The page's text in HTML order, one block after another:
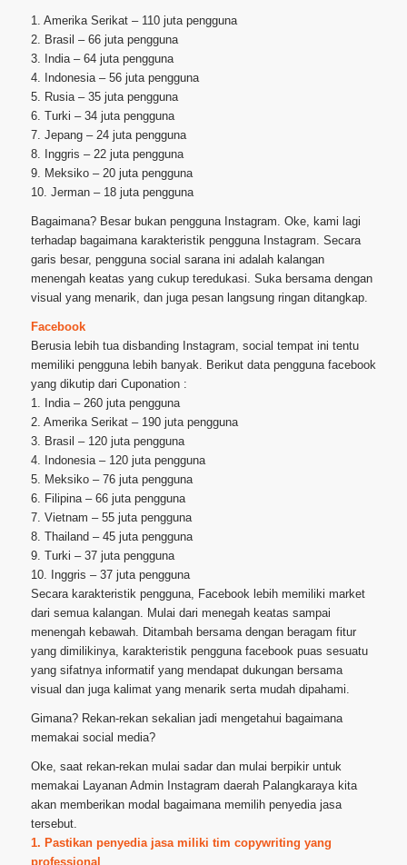
1. Amerika Serikat – 110 juta pengguna
2. Brasil – 66 juta pengguna
3. India – 64 juta pengguna
4. Indonesia – 56 juta pengguna
5. Rusia – 35 juta pengguna
6. Turki – 34 juta pengguna
7. Jepang – 24 juta pengguna
8. Inggris – 22 juta pengguna
9. Meksiko – 20 juta pengguna
10. Jerman – 18 juta pengguna
Bagaimana? Besar bukan pengguna Instagram. Oke, kami lagi
terhadap bagaimana karakteristik pengguna Instagram. Secara
garis besar, pengguna social sarana ini adalah kalangan
menengah keatas yang cukup teredukasi. Suka bersama dengan
visual yang menarik, dan juga pesan langsung ringan ditangkap.
Facebook
Berusia lebih tua disbanding Instagram, social tempat ini tentu
memiliki pengguna lebih banyak. Berikut data pengguna facebook
yang dikutip dari Cuponation :
1. India – 260 juta pengguna
2. Amerika Serikat – 190 juta pengguna
3. Brasil – 120 juta pengguna
4. Indonesia – 120 juta pengguna
5. Meksiko – 76 juta pengguna
6. Filipina – 66 juta pengguna
7. Vietnam – 55 juta pengguna
8. Thailand – 45 juta pengguna
9. Turki – 37 juta pengguna
10. Inggris – 37 juta pengguna
Secara karakteristik pengguna, Facebook lebih memiliki market
dari semua kalangan. Mulai dari menegah keatas sampai
menengah kebawah. Ditambah bersama dengan beragam fitur
yang dimilikinya, karakteristik pengguna facebook puas sesuatu
yang sifatnya informatif yang mendapat dukungan bersama
visual dan juga kalimat yang menarik serta mudah dipahami.
Gimana? Rekan-rekan sekalian jadi mengetahui bagaimana
memakai social media?
Oke, saat rekan-rekan mulai sadar dan mulai berpikir untuk
memakai Layanan Admin Instagram daerah Palangkaraya kita
akan memberikan modal bagaimana memilih penyedia jasa
tersebut.
1. Pastikan penyedia jasa miliki tim copywriting yang
professional